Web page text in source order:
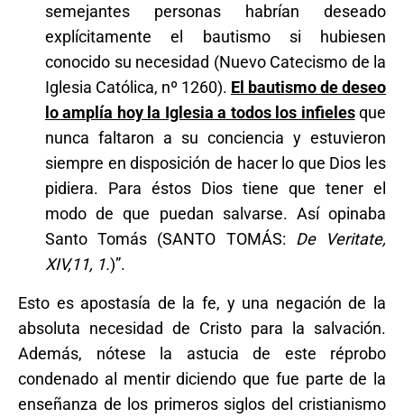
semejantes personas habrían deseado
explícitamente el bautismo si hubiesen
conocido su necesidad (Nuevo Catecismo de la
Iglesia Católica, nº 1260). El bautismo de deseo
lo amplía hoy la Iglesia a todos los infielesque
nunca faltaron a su conciencia y estuvieron
siempre en disposición de hacer lo que Dios les
pidiera. Para éstos Dios tiene que tener el
modo de que puedan salvarse. Así opinaba
Santo Tomás (SANTO TOMÁS: De Veritate,
XIV,11, 1.)”.
Esto es apostasía de la fe, y una negación de la
absoluta necesidad de Cristo para la salvación.
Además, nótese la astucia de este réprobo
condenado al mentir diciendo que fue parte de la
enseñanza de los primeros siglos del cristianismo